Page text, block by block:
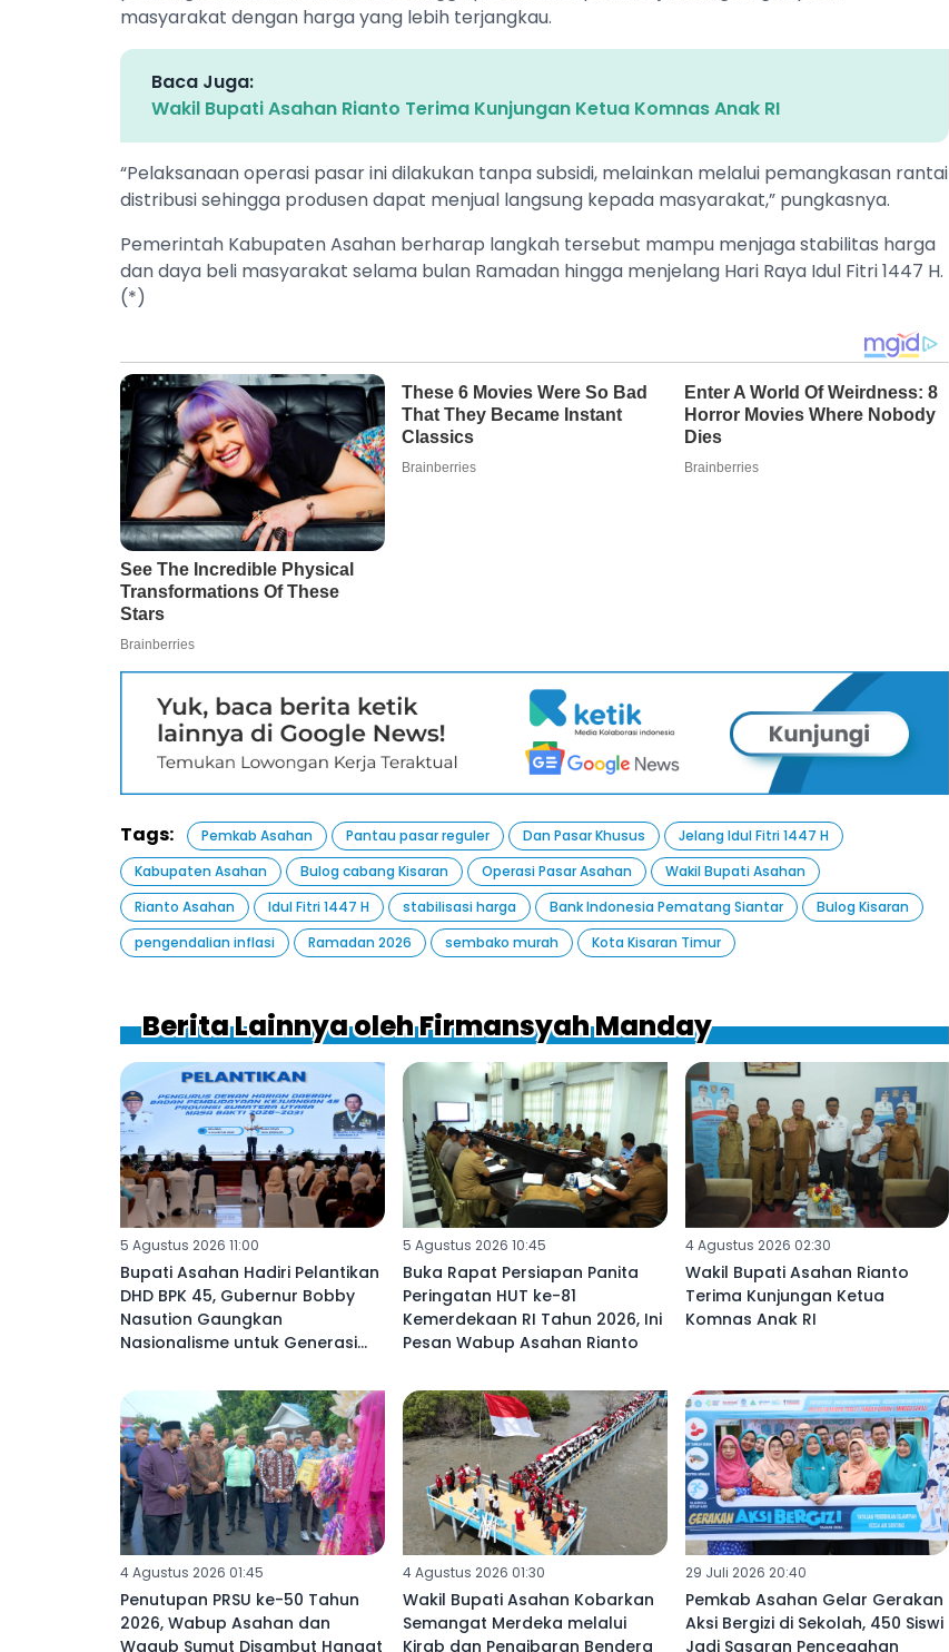
masyarakat dengan harga yang lebih terjangkau.
Baca Juga:
Wakil Bupati Asahan Rianto Terima Kunjungan Ketua Komnas Anak RI
“Pelaksanaan operasi pasar ini dilakukan tanpa subsidi, melainkan melalui pemangkasan rantai
distribusi sehingga produsen dapat menjual langsung kepada masyarakat,” pungkasnya.
Pemerintah Kabupaten Asahan berharap langkah tersebut mampu menjaga stabilitas harga
dan daya beli masyarakat selama bulan Ramadan hingga menjelang Hari Raya Idul Fitri 1447 H.
(*)
Tags: Pemkab Asahan Pantau pasar reguler Dan Pasar Khusus
Jelang Idul Fitri 1447 H
Kabupaten Asahan
Bulog cabang Kisaran Operasi Pasar Asahan
Wakil Bupati Asahan
Rianto Asahan
Idul Fitri 1447 H stabilisasi harga Bank Indonesia Pematang Siantar
Bulog Kisaran
pengendalian inflasi
Ramadan 2026 sembako murah Kota Kisaran Timur
Berita Lainnya oleh Firmansyah Manday
5 Agustus 2026 11:00
Bupati Asahan Hadiri Pelantikan
DHD BPK 45, Gubernur Bobby
Nasution Gaungkan
Nasionalisme untuk Generasi
5 Agustus 2026 10:45
Buka Rapat Persiapan Panita
Peringatan HUT ke-81
Kemerdekaan RI Tahun 2026, Ini
Pesan Wabup Asahan Rianto
4 Agustus 2026 02:30
Wakil Bupati Asahan Rianto
Terima Kunjungan Ketua
Komnas Anak RI
4 Agustus 2026 01:45
Penutupan PRSU ke-50 Tahun
2026, Wabup Asahan dan
Wagub Sumut Disambut Hangat
4 Agustus 2026 01:30
Wakil Bupati Asahan Kobarkan
Semangat Merdeka melalui
Kirab dan Pengibaran Bendera
29 Juli 2026 20:40
Pemkab Asahan Gelar Gerakan
Aksi Bergizi di Sekolah, 450 Siswi
Jadi Sasaran Pencegahan